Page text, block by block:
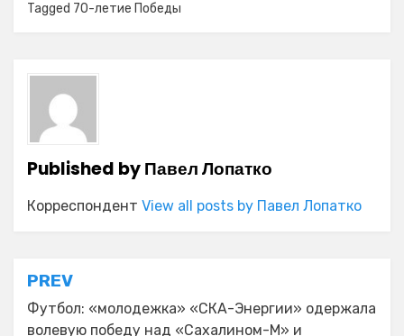
Tagged 70-летие Победы
Published byПавел Лопатко
Корреспондент View all posts by Павел Лопатко
Навигация
по
PREV
Футбол: «молодежка» «СКА-Энергии» одержала
волевую победу над «Сахалином-М» и